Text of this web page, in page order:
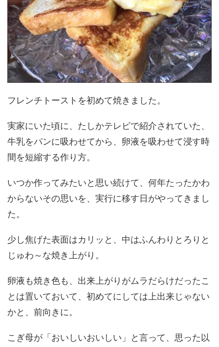
フレンチトーストを初めて焼きました。
実家にいた頃に、たしかテレビで紹介されていた、
牛乳をパンに吸わせてから、卵液を吸わせて浸す時
間を短縮する作り方。
いつか作ってみたいと思い続けて、何年たったかわ
からないその思いを、実行に移す日がやってきまし
た。
少し焦げた表面はカリッと、中はふんわりとろりと
じゅわ～な焼き上がり。
卵液も焼き色も、出来上がりがムラだらけだったこ
とは置いておいて、初めてにしては上出来じゃない
かと、前向きに。
こぎ母が「おいしいおいしい」と言って、思った以